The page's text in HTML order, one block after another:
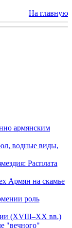
На главную
армянским
водные виды,
Расплата
Армян на скамье
роль
(XVIII–XX вв.)
"вечного"